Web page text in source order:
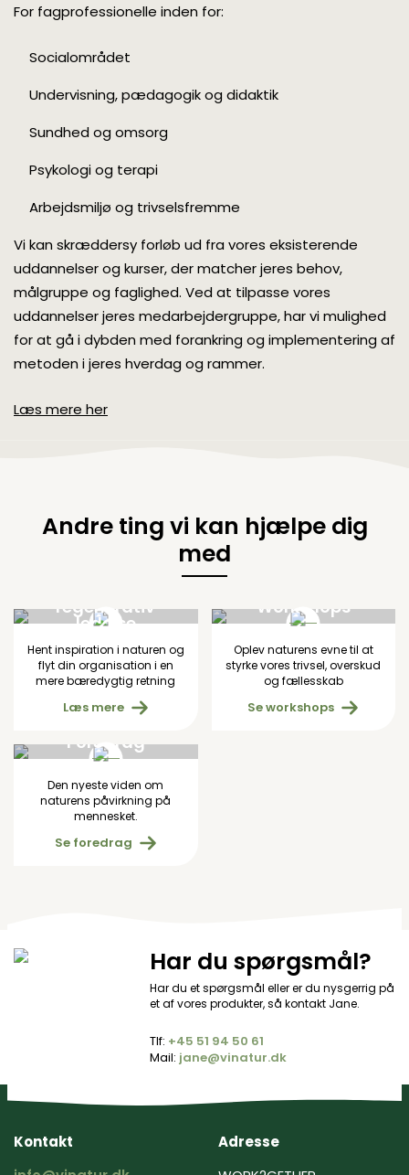
For fagprofessionelle inden for:
Socialområdet
Undervisning, pædagogik og didaktik
Sundhed og omsorg
Psykologi og terapi
Arbejdsmiljø og trivselsfremme
Vi kan skræddersy forløb ud fra vores eksisterende
uddannelser og kurser, der matcher jeres behov,
målgruppe og faglighed. Ved at tilpasse vores
uddannelser jeres medarbejdergruppe, har vi mulighed
for at gå i dybden med forankring og implementering af
metoden i jeres hverdag og rammer.
Læs mere her
Andre ting vi kan hjælpe dig
med
regenerativ
ledelse
Hent inspiration i naturen og
flyt din organisation i en
mere bæredygtig retning
Læs mere
Workshops
Oplev naturens evne til at
styrke vores trivsel, overskud
og fællesskab
Se workshops
Foredrag
Den nyeste viden om
naturens påvirkning på
mennesket.
Se foredrag
Har du spørgsmål?
Har du et spørgsmål eller er du nysgerrig på
et af vores produkter, så kontakt Jane.
Tlf: +45 ‭51 94 50 61‬
Mail: jane@vinatur.dk
Kontakt
Adresse